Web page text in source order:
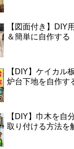
【図面付き】DIY
＆簡単に自作する
【DIY】ケイカル
炉台下地を自作す
【DIY】巾木を自
取り付ける方法を